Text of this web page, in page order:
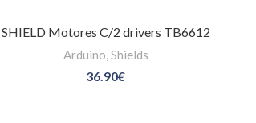
SHIELD Motores C/2 drivers TB6612
Arduino,Shields
36.90€